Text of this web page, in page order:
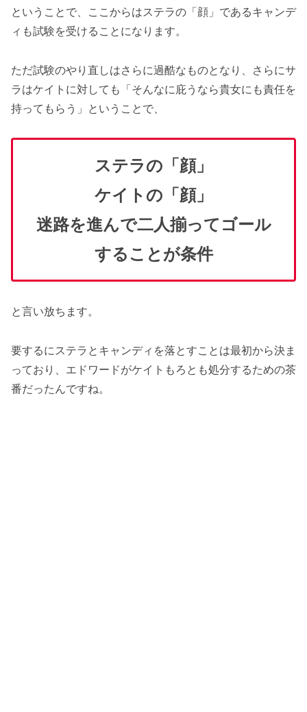
ということで、ここからはステラの「顔」であるキャンデ
ィも試験を受けることになります。
ただ試験のやり直しはさらに過酷なものとなり、さらにサ
ラはケイトに対しても「そんなに庇うなら貴女にも責任を
持ってもらう」ということで、
ステラの「顔」
ケイトの「顔」
迷路を進んで二人揃ってゴール
することが条件
と言い放ちます。
要するにステラとキャンディを落とすことは最初から決ま
っており、エドワードがケイトもろとも処分するための茶
番だったんですね。